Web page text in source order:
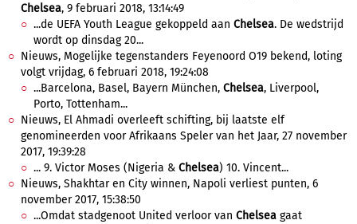
Chelsea, 9 februari 2018, 13:14:49
...de UEFA Youth League gekoppeld aan Chelsea. De wedstrijd
wordt op dinsdag 20...
Nieuws, Mogelijke tegenstanders Feyenoord O19 bekend, loting
volgt vrijdag, 6 februari 2018, 19:24:08
...Barcelona, Basel, Bayern München, Chelsea, Liverpool,
Porto, Tottenham...
Nieuws, El Ahmadi overleeft schifting, bij laatste elf
genomineerden voor Afrikaans Speler van het Jaar, 27 november
2017, 19:39:28
... 9. Victor Moses (Nigeria & Chelsea) 10. Vincent...
Nieuws, Shakhtar en City winnen, Napoli verliest punten, 6
november 2017, 15:38:50
...Omdat stadgenoot United verloor van Chelsea gaat